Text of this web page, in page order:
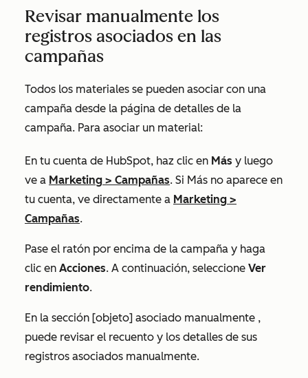
Revisar manualmente los
registros asociados en las
campañas
Todos los materiales se pueden asociar con una
campaña desde la página de detalles de la
campaña. Para asociar un material:
En tu cuenta de HubSpot, haz clic en Más y luego
ve a Marketing > Campañas. Si Más no aparece en
tu cuenta, ve directamente a Marketing >
Campañas.
Pase el ratón por encima de la campaña y haga
clic en Acciones. A continuación, seleccione Ver
rendimiento.
En la sección [objeto] asociado manualmente ,
puede revisar el recuento y los detalles de sus
registros asociados manualmente.